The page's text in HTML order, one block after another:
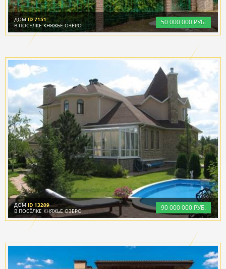
50000000 РУБ.
ДОМID 7151
В ПОСЁЛКЕ КНЯЖЬЕ ОЗЕРО
90000000 РУБ.
ДОМ ID 13209
В ПОСЁЛКЕ КНЯЖЬЕ ОЗЕРО